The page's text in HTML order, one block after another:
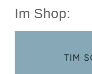
Im Shop: